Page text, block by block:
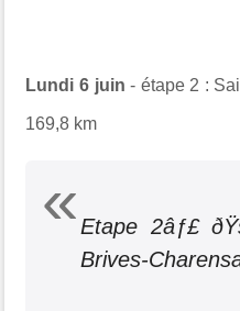
Lundi 6 juin - étape 2 :
169,8 km
Etape 2âƒ£
Brives-